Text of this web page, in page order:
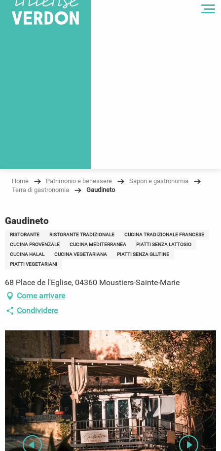
Home Patrimonio e benessere
Sapori e gastronomia
Terra di gastronomia
Gaudineto
Gaudineto
RISTORANTE RISTORANTE TRADIZIONALE
CUCINA TRADIZIONALE FRANCESE
CUCINA PROVENZALE
CUCINA MEDITERRANEA
PIATTI SENZA LATTOSIO
CUCINA HALAL
CUCINA VEGETARIANA
PIATTI SENZA GLUTINE
PIATTI VEGETARIANI
68 Place de l'Eglise, 04360 Moustiers-Sainte-Marie
Come arrivare
Condividere